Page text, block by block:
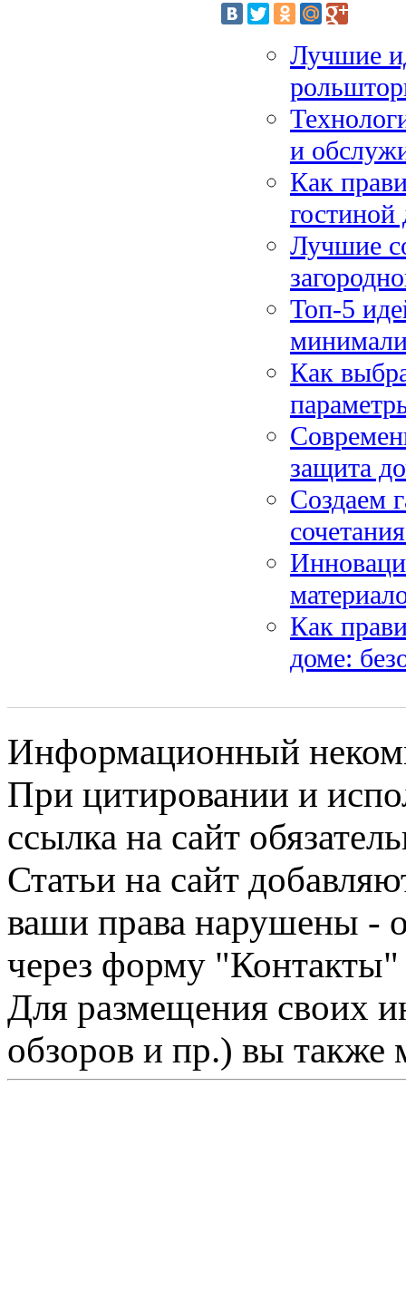
Лучшие
и
Как
Лучшие
Топ-5
Как
защита
Создаем
Как
доме:
Информационный
При цитировании и
ссылка на сайт
Статьи на сайт
ваши права нарушены -
через форму "Контакты"
Для размещения своих
обзоров и пр.) вы также